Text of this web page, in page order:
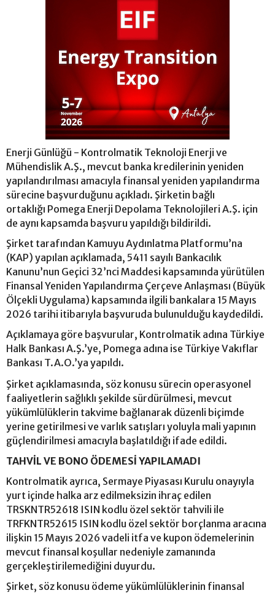
Enerji Günlüğü - Kontrolmatik Teknoloji Enerji ve
Mühendislik A.Ş., mevcut banka kredilerinin yeniden
yapılandırılması amacıyla finansal yeniden yapılandırma
sürecine başvurduğunu açıkladı. Şirketin bağlı
ortaklığı Pomega Enerji Depolama Teknolojileri A.Ş. için
de aynı kapsamda başvuru yapıldığı bildirildi.
Şirket tarafından Kamuyu Aydınlatma Platformu’na
(KAP) yapılan açıklamada, 5411 sayılı Bankacılık
Kanunu’nun Geçici 32’nci Maddesi kapsamında yürütülen
Finansal Yeniden Yapılandırma Çerçeve Anlaşması (Büyük
Ölçekli Uygulama) kapsamında ilgili bankalara 15 Mayıs
2026 tarihi itibarıyla başvuruda bulunulduğu kaydedildi.
Açıklamaya göre başvurular, Kontrolmatik adına Türkiye
Halk Bankası A.Ş.’ye, Pomega adına ise Türkiye Vakıflar
Bankası T.A.O.’ya yapıldı.
Şirket açıklamasında, söz konusu sürecin operasyonel
faaliyetlerin sağlıklı şekilde sürdürülmesi, mevcut
yükümlülüklerin takvime bağlanarak düzenli biçimde
yerine getirilmesi ve varlık satışları yoluyla mali yapının
güçlendirilmesi amacıyla başlatıldığı ifade edildi.
TAHVİL VE BONO ÖDEMESİ YAPILAMADI
Kontrolmatik ayrıca, Sermaye Piyasası Kurulu onayıyla
yurt içinde halka arz edilmeksizin ihraç edilen
TRSKNTR52618 ISIN kodlu özel sektör tahvili ile
TRFKNTR52615 ISIN kodlu özel sektör borçlanma aracına
ilişkin 15 Mayıs 2026 vadeli itfa ve kupon ödemelerinin
mevcut finansal koşullar nedeniyle zamanında
gerçekleştirilemediğini duyurdu.
Şirket, söz konusu ödeme yükümlülüklerinin finansal